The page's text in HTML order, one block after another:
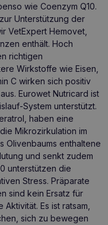
wie Coenzym Q10.
Unterstützung der
VetExpert Hemovet,
enthält. Hoch
richtigen
Wirkstoffe wie Eisen,
C wirken sich positiv
Eurowet Nutricard ist
System unterstützt.
haben eine
Mikrozirkulation im
Olivenbaums enthaltene
und senkt zudem
unterstützen die
Stress. Präparate
sind kein Ersatz für
Es ist ratsam,
sich zu bewegen